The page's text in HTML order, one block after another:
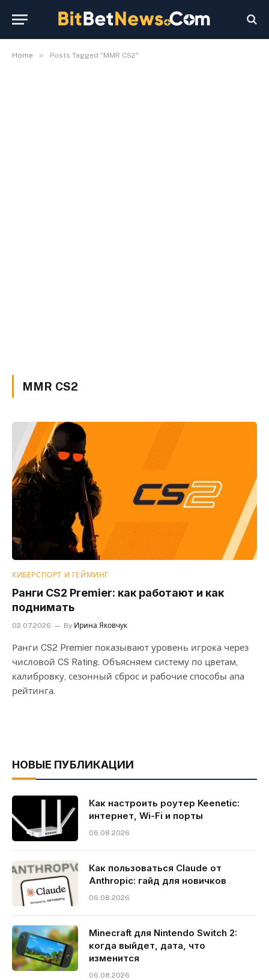
Home » Posts Tagged "MMR CS2"
MMR CS2
КИБЕРСПОРТ И ГЕЙМИНГ
Ранги CS2 Premier: как работают и как
поднимать
02.07.2026 By Ирина Яковчук
Ранги CS2 Premier показывают уровень игрока через
числовой CS Rating. Объясняем систему по цветам,
калибровку, сезонный сброс и рабочие способы апа
рейтинга.
НОВЫЕ ПУБЛИКАЦИИ
Как настроить роутер Keenetic:
интернет, Wi-Fi и порты
06.08.2026
Как пользоваться Claude от
Anthropic: гайд для новичков
06.08.2026
Minecraft для Nintendo Switch 2:
когда выйдет, дата, что
изменится
06.08.2026